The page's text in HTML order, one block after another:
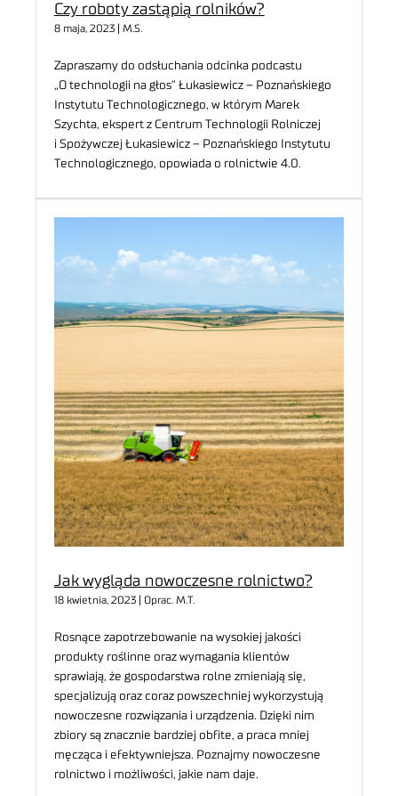
Czy roboty zastąpią rolników?
8 maja, 2023 | M.S.
Zapraszamy do odsłuchania odcinka podcastu
„O technologii na głos” Łukasiewicz – Poznańskiego
Instytutu Technologicznego, w którym Marek
Szychta, ekspert z Centrum Technologii Rolniczej
i Spożywczej Łukasiewicz – Poznańskiego Instytutu
Technologicznego, opowiada o rolnictwie 4.0.
Jak wygląda nowoczesne rolnictwo?
18 kwietnia, 2023 | Oprac. M.T.
Rosnące zapotrzebowanie na wysokiej jakości
produkty roślinne oraz wymagania klientów
sprawiają, że gospodarstwa rolne zmieniają się,
specjalizują oraz coraz powszechniej wykorzystują
nowoczesne rozwiązania i urządzenia. Dzięki nim
zbiory są znacznie bardziej obfite, a praca mniej
męcząca i efektywniejsza. Poznajmy nowoczesne
rolnictwo i możliwości, jakie nam daje.